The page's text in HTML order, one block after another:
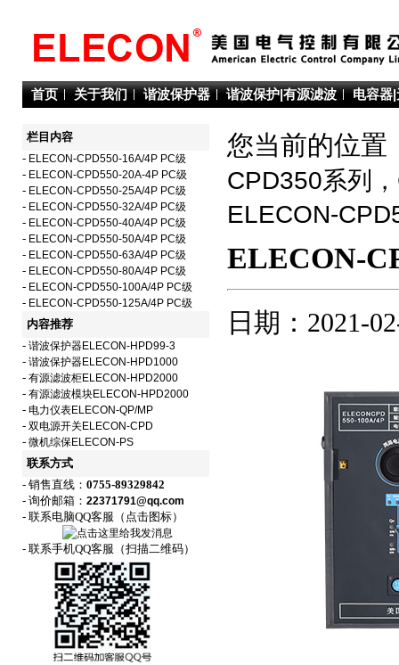
首页 关于我们 谐波保护器 谐波保护|有源滤波 电容器
栏目内容
- ELECON-CPD550-16A/4P PC级
- ELECON-CPD550-20A-4P PC级
- ELECON-CPD550-25A/4P PC级
- ELECON-CPD550-32A/4P PC级
- ELECON-CPD550-40A/4P PC级
- ELECON-CPD550-50A/4P PC级
- ELECON-CPD550-63A/4P PC级
- ELECON-CPD550-80A/4P PC级
- ELECON-CPD550-100A/4P PC级
- ELECON-CPD550-125A/4P PC级
内容推荐
- 谐波保护器ELECON-HPD99-3
- 谐波保护器ELECON-HPD1000
- 有源滤波柜ELECON-HPD2000
- 有源滤波模块ELECON-HPD2000
- 电力仪表ELECON-QP/MP
- 双电源开关ELECON-CPD
- 微机综保ELECON-PS
联系方式
- 销售直线： 0755-89329842
- 询价邮箱： 22371791@qq.com
- 联系电脑QQ客服（点击图标）
- 联系手机QQ客服（扫描二维码）
您当前的位
CPD350系列
ELECON-
ELECON-
日期：2021-